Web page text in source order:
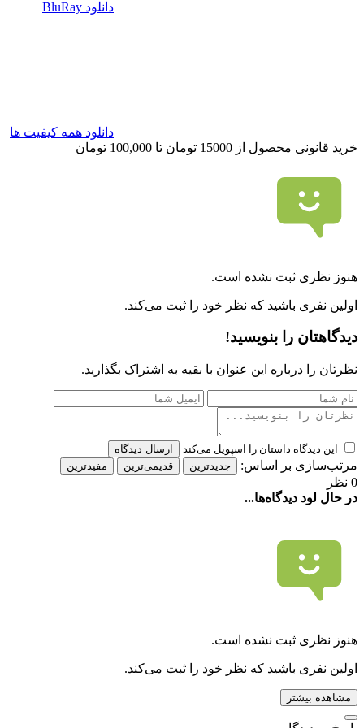
دانلود BluRay
دانلود همه کیفیت ها
خرید قانونی محصول از 15000 تومان تا 100,000 تومان
هنوز نظری ثبت نشده است.
اولین نفری باشید که نظر خود را ثبت می‌کند.
دیدگاهتان را بنویسید!
نظرتان را درباره این عنوان با بقیه به اشتراک بگذارید.
این دیدگاه داستان را اسپویل می‌کند ارسال دیدگاه
مرتب‌سازی بر اساس: جدیدترین قدیمی‌ترین مفیدترین
0 نظر
در حال لود دیدگاه‌ها...
هنوز نظری ثبت نشده است.
اولین نفری باشید که نظر خود را ثبت می‌کند.
مشاهده بیشتر